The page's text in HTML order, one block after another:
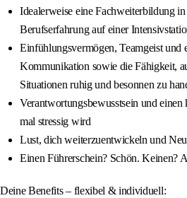
Idealerweise eine Fachweiterbildung
Berufserfahrung auf einer
Einfühlungsvermögen, Teamgeist und
Kommunikation sowie die Fähigkeit,
Situationen ruhig und besonnen zu
Verantwortungsbewusstsein und
mal stressig wird
Lust, dich weiterzuentwickeln und
Einen Führerschein? Schön. Keinen?
Deine Benefits – flexibel & individuell: